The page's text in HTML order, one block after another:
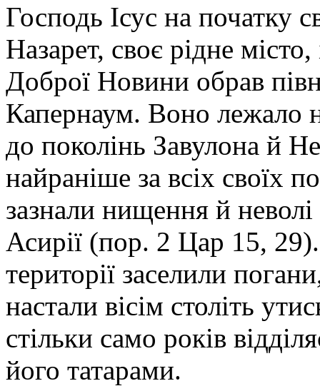
Господь Ісус на початку
Назарет, своє рідне
Доброї Новини обрав
Капернаум. Воно лежало
до поколінь Завулона й
найраніше за всіх своїх
зазнали нищення й
Асирії (пор. 2 Цар 15,
території заселили
настали вісім століть
стільки само років
його татарами.